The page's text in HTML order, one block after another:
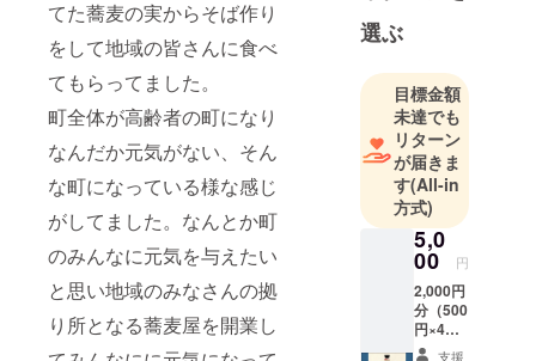
てた蕎麦の実からそば作り
をして地域の皆さんに食べ
てもらってました。
町全体が高齢者の町になり
なんだか元気がない、そん
な町になっている様な感じ
がしてました。なんとか町
のみんなに元気を与えたい
と思い地域のみなさんの拠
り所となる蕎麦屋を開業し
選ぶ
目標金額
未達でも
リターン
が届きま
す(All-in
方式)
5,0
00 円
2,000円
分（500
円×4
枚）の
支援